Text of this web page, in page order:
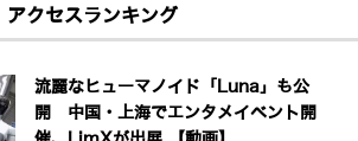
アクセスランキング
流麗なヒューマノイド「Luna」も公
開 中国・上海でエンタメイベント開